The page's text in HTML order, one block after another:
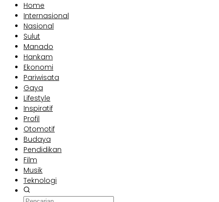
Home
Internasional
Nasional
Sulut
Manado
Hankam
Ekonomi
Pariwisata
Gaya
Lifestyle
Inspiratif
Profil
Otomotif
Budaya
Pendidikan
Film
Musik
Teknologi